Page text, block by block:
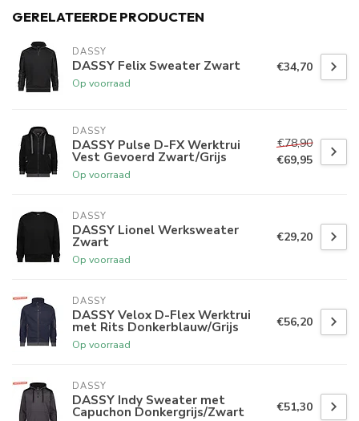
GERELATEERDE PRODUCTEN
DASSY
DASSY Felix Sweater Zwart
Op voorraad
€34,70
DASSY
DASSY Pulse D-FX Werktrui
Vest Gevoerd Zwart/Grijs
Op voorraad
€78,90
€69,95
DASSY
DASSY Lionel Werksweater
Zwart
Op voorraad
€29,20
DASSY
DASSY Velox D-Flex Werktrui
met Rits Donkerblauw/Grijs
Op voorraad
€56,20
DASSY
DASSY Indy Sweater met
Capuchon Donkergrijs/Zwart €51,30